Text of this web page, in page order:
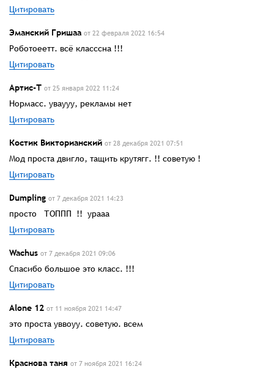
Цитировать
Эманский Гришаа от 22 февраля 2022 16:54
Роботоеетт. всё класссна !!!
Цитировать
Артис-Т от 25 января 2022 11:24
Нормасс. уваууу, рекламы нет
Цитировать
Костик Викторианский от 28 декабря 2021 07:51
Мод проста двигло, тащить крутягг. !! советую !
Цитировать
Dumpling от 7 декабря 2021 14:23
просто ТОППП !! урааа
Цитировать
Wachus от 7 декабря 2021 09:06
Спасибо большое это класс. !!!
Цитировать
Alone 12 от 11 ноября 2021 14:47
это проста уввоуу. советую. всем
Цитировать
Краснова таня от 7 ноября 2021 16:24